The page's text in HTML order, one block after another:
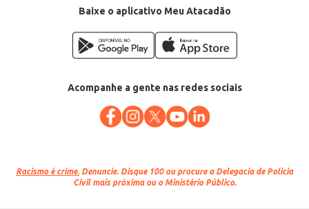
Baixe o aplicativo Meu Atacadão
Acompanhe a gente nas redes sociais
Racismo é crime. Denuncie. Disque 100 ou procure a Delegacia de Polícia
Civil mais próxima ou o Ministério Público.